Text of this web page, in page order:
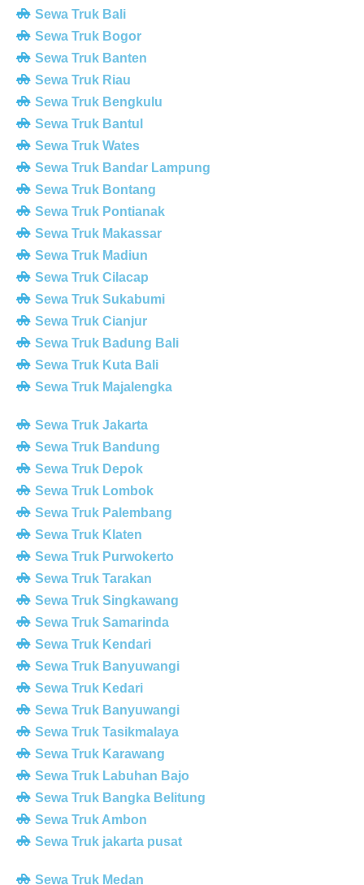
Sewa Truk Bali
Sewa Truk Bogor
Sewa Truk Banten
Sewa Truk Riau
Sewa Truk Bengkulu
Sewa Truk Bantul
Sewa Truk Wates
Sewa Truk Bandar Lampung
Sewa Truk Bontang
Sewa Truk Pontianak
Sewa Truk Makassar
Sewa Truk Madiun
Sewa Truk Cilacap
Sewa Truk Sukabumi
Sewa Truk Cianjur
Sewa Truk Badung Bali
Sewa Truk Kuta Bali
Sewa Truk Majalengka
Sewa Truk Jakarta
Sewa Truk Bandung
Sewa Truk Depok
Sewa Truk Lombok
Sewa Truk Palembang
Sewa Truk Klaten
Sewa Truk Purwokerto
Sewa Truk Tarakan
Sewa Truk Singkawang
Sewa Truk Samarinda
Sewa Truk Kendari
Sewa Truk Banyuwangi
Sewa Truk Kedari
Sewa Truk Banyuwangi
Sewa Truk Tasikmalaya
Sewa Truk Karawang
Sewa Truk Labuhan Bajo
Sewa Truk Bangka Belitung
Sewa Truk Ambon
Sewa Truk jakarta pusat
Sewa Truk Medan